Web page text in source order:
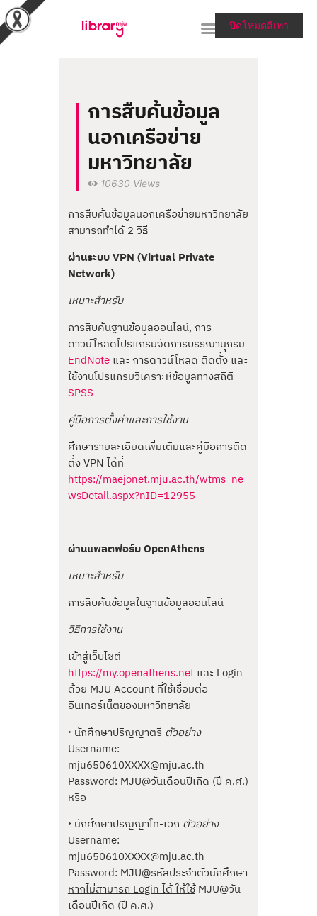
RESEARCH TOOLS &
COLLECTIONS
SERVICES & HELP
ABOUT THE LIBRARY
สายตรงผู้อำนวยการ
การสืบค้นข้อมูล
นอกเครือข่าย
มหาวิทยาลัย
10630 Views
การสืบค้นข้อมูลนอกเครือข่ายมหาวิทยาลัย
สามารถทำได้ 2 วิธี
ผ่านระบบ VPN (Virtual Private
Network)
เหมาะสำหรับ
การสืบค้นฐานข้อมูลออนไลน์, การ
ดาวน์โหลดโปรแกรมจัดการบรรณานุกรม
EndNoteและ การดาวน์โหลด ติดตั้ง และ
ใช้งานโปรแกรมวิเคราะห์ข้อมูลทางสถิติ
SPSS
คู่มือการตั้งค่าและการใช้งาน
ศึกษารายละเอียดเพิ่มเติมและคู่มือการติด
ตั้ง VPN ได้ที่
https://maejonet.mju.ac.th/wtms_ne
wsDetail.aspx?nID=12955
ผ่านแพลตฟอร์ม OpenAthens
เหมาะสำหรับ
การสืบค้นข้อมูลในฐานข้อมูลออนไลน์
วิธีการใช้งาน
เข้าสู่เว็บไซต์
https://my.openathens.netและ Login
ด้วย MJU Account ที่ใช้เชื่อมต่อ
อินเทอร์เน็ตของมหาวิทยาลัย
‣ นักศึกษาปริญญาตรี ตัวอย่าง
Username:
mju650610XXXX@mju.ac.th
Password: MJU@วันเดือนปีเกิด (ปี ค.ศ.)
หรือ
‣ นักศึกษาปริญญาโท-เอก ตัวอย่าง
Username:
mju650610XXXX@mju.ac.th
Password: MJU@รหัสประจำตัวนักศึกษา
หากไม่สามารถ Login ได้ ให้ใช้MJU@วัน
เดือนปีเกิด (ปี ค.ศ.)
ปิดโหมดสีเทา